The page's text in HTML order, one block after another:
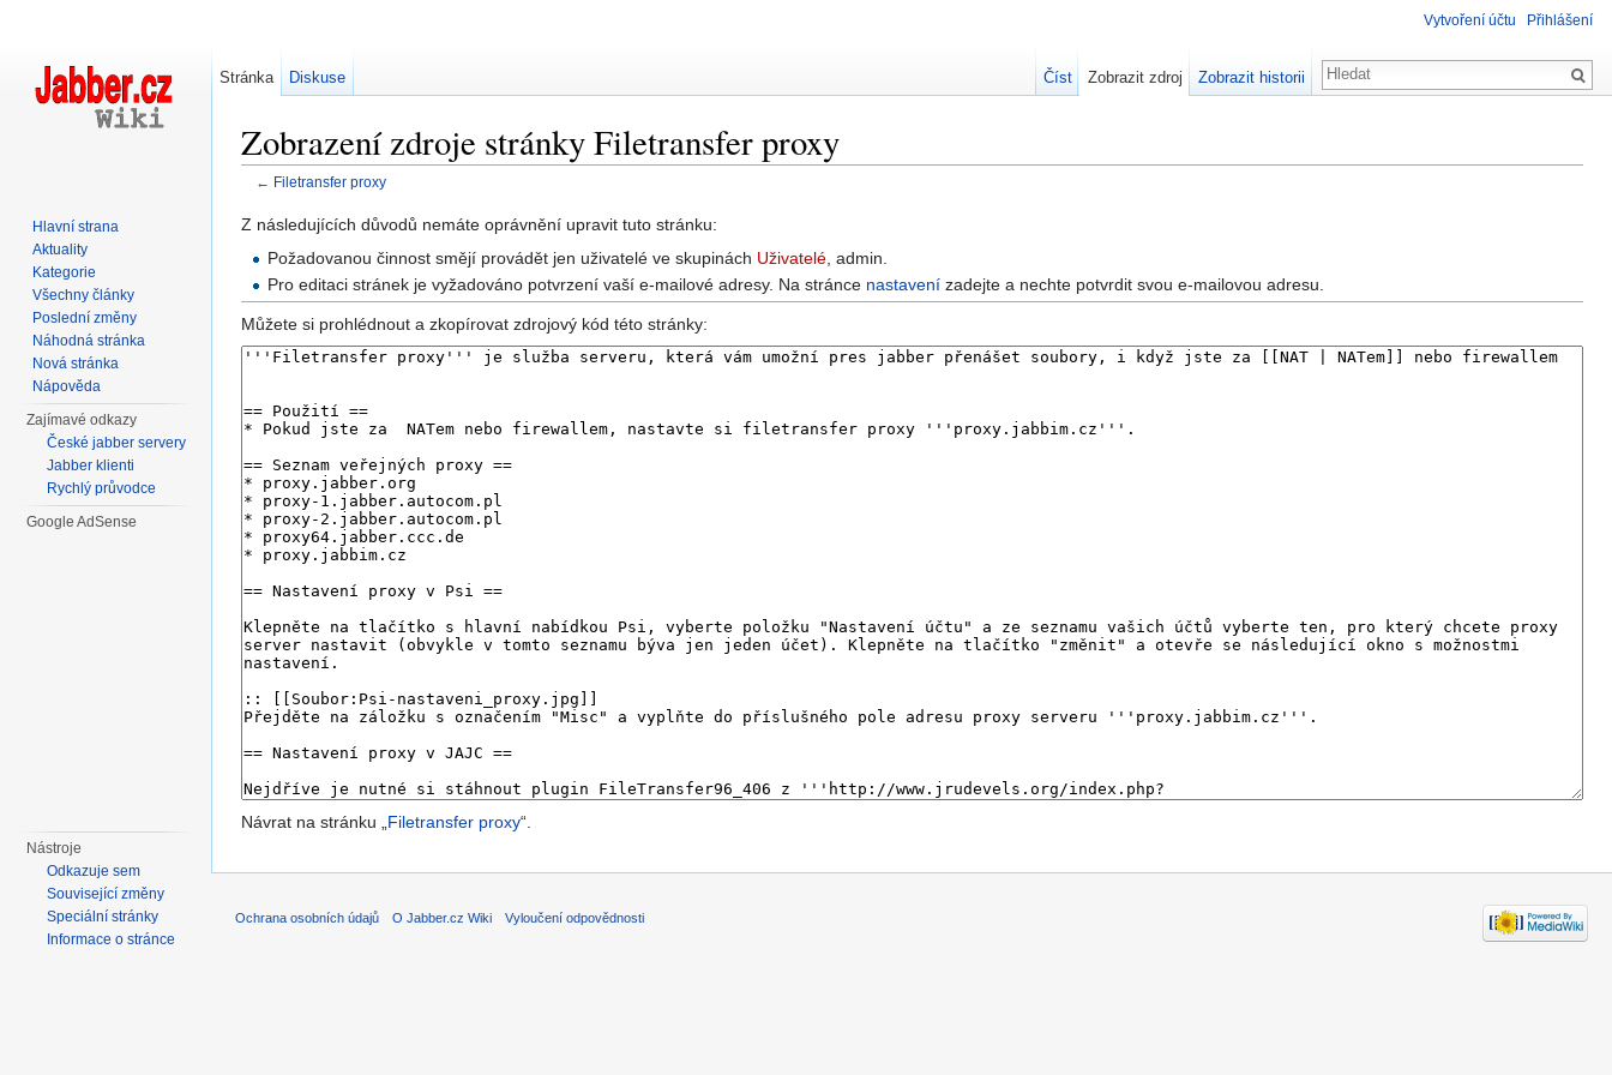
Zobrazení zdroje stránky Filetransfer proxy
← Filetransfer proxy
Z následujících důvodů nemáte oprávnění upravit tuto stránku:
Požadovanou činnost smějí provádět jen uživatelé ve skupinách Uživatelé , admin.
Pro editaci stránek je vyžadováno potvrzení vaší e-mailové adresy. Na stránce nastavení zadejte a nechte potvrdit svou e-mailovou adresu.
Můžete si prohlédnout a zkopírovat zdrojový kód této stránky:
Návrat na stránku „Filetransfer proxy“.
Vytvoření účtu Přihlášení
Stránka Diskuse Číst Zobrazit zdroj Zobrazit historii
Hlavní strana
Aktuality
Kategorie
Všechny články
Poslední změny
Náhodná stránka
Nová stránka
Nápověda
Zajímavé odkazy
České jabber servery
Jabber klienti
Rychlý průvodce
Google AdSense
Nástroje
Odkazuje sem
Související změny
Speciální stránky
Informace o stránce
Ochrana osobních údajů O Jabber.cz Wiki Vyloučení odpovědnosti